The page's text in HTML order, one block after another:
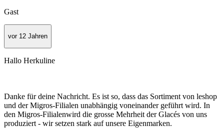
Gast
vor 12 Jahren
Hallo Herkuline
Danke für deine Nachricht. Es ist so, dass das Sortiment von leshop
und der Migros-Filialen unabhängig voneinander geführt wird. In
den Migros-Filialenwird die grosse Mehrheit der Glacés von uns
produziert - wir setzen stark auf unsere Eigenmarken.